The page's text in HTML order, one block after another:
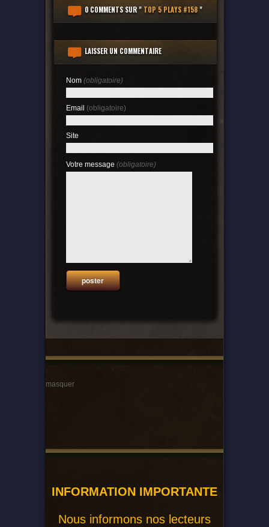
0 COMMENTSSUR " TOP 5 PLAYS #158"
LAISSER UN COMMENTAIRE
Nom (obligatoire)
Email (obligatoire)
Site
Votre message (obligatoire)
masquer
INFORMATION IMPORTANTE
Nous informons nos lecteurs